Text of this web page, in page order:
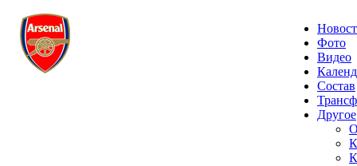
Фото
Видео
Состав
Другое